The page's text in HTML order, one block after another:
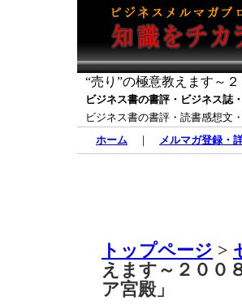
“売り”の極意教えます～
ビジネス書の書評・ビジネス
ビジネス書の書評・読書感想文
ホーム ｜ メルマガ登録・
トップページ >
えます～２００
ア宮殿」